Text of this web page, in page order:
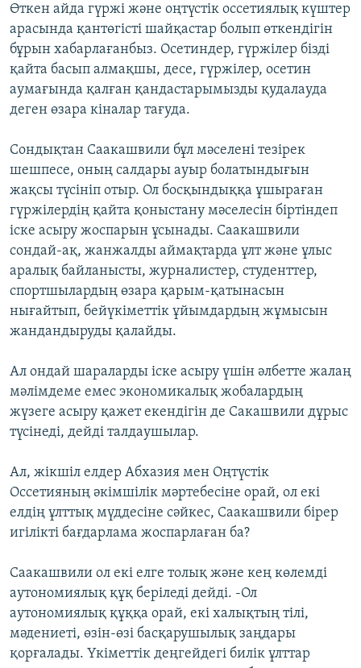
Өткен айда гүржі және оңтүстік оссетиялық күштер
арасында қантөгісті шайқастар болып өткендігін
бұрын хабарлағанбыз. Осетиндер, гүржілер бізді
қайта басып алмақшы, десе, гүржілер, осетин
аумағында қалған қандастарымызды қудалауда
деген өзара кіналар тағуда.
Сондықтан Саакашвили бұл мәселені тезірек
шешпесе, оның салдары ауыр болатындығын
жақсы түсініп отыр. Ол босқындыққа ұшыраған
гүржілердің қайта қоныстану мәселесін біртіндеп
іске асыру жоспарын ұсынады. Саакашвили
сондай-ақ, жанжалды аймақтарда ұлт және ұлыс
аралық байланысты, журналистер, студенттер,
спортшылардың өзара қарым-қатынасын
нығайтып, бейүкіметтік ұйымдардың жұмысын
жандандыруды қалайды.
Ал ондай шараларды іске асыру үшін әлбетте жалаң
мәлімдеме емес экономикалық жобалардың
жүзеге асыру қажет екендігін де Сакашвили дұрыс
түсінеді, дейді талдаушылар.
Ал, жікшіл елдер Абхазия мен Оңтүстік
Оссетияның әкімшілік мәртебесіне орай, ол екі
елдің ұлттық мүддесіне сәйкес, Саакашвили бірер
игілікті бағдарлама жоспарлаған ба?
Саакашвили ол екі елге толық және кең көлемді
аутономиялық құқ беріледі дейді. -Ол
аутономиялық құққа орай, екі халықтың тілі,
мәдениеті, өзін-өзі басқарушылық заңдары
қорғалады. Үкіметтік деңгейдегі билік ұлттар